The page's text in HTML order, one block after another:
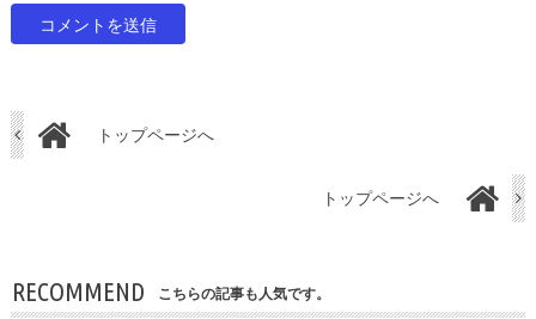
トップページへ
トップページへ
RECOMMEND こちらの記事も人気です。